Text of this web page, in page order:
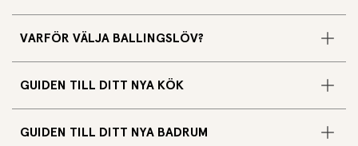
VARFÖR VÄLJA BALLINGSLÖV?
GUIDEN TILL DITT NYA KÖK
GUIDEN TILL DITT NYA BADRUM